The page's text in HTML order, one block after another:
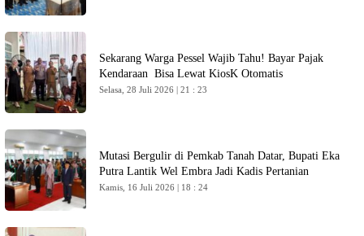
Sekarang Warga Pessel Wajib Tahu! Bayar Pajak
Kendaraan Bisa Lewat KiosK Otomatis
Selasa, 28 Juli 2026 | 21 : 23
Mutasi Bergulir di Pemkab Tanah Datar, Bupati Eka
Putra Lantik Wel Embra Jadi Kadis Pertanian
Kamis, 16 Juli 2026 | 18 : 24